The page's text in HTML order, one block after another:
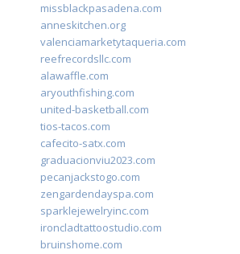
missblackpasadena.com
anneskitchen.org
valenciamarketytaqueria.com
reefrecordsllc.com
alawaffle.com
aryouthfishing.com
united-basketball.com
tios-tacos.com
cafecito-satx.com
graduacionviu2023.com
pecanjackstogo.com
zengardendayspa.com
sparklejewelryinc.com
ironcladtattoostudio.com
bruinshome.com